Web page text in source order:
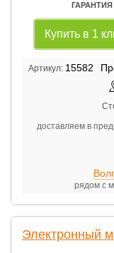
Купить в 1
Артикул: 15582
доставляем в
рядом с
Электронный